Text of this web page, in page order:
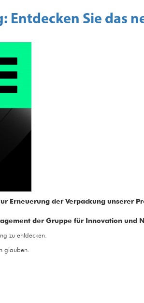
Entdecken Sie das
Erneuerung der Verpackung unserer
der Gruppe für Innovation und
zu entdecken.
glauben.